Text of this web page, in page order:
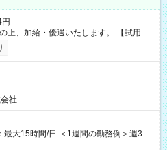
加給・優遇いたします。 【試用期
社
最大15時間/日 ＜1週間の勤務例＞週3回
木・土・日 好きな時にお仕事